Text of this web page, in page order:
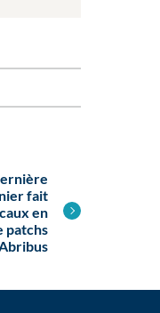
fait
en
patchs